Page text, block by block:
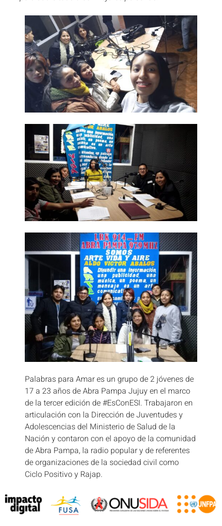
Palabras para Amar es un grupo de 2 jóvenes de
17 a 23 años de Abra Pampa Jujuy en el marco
de la tercer edición de #EsConESI. Trabajaron en
articulación con la Dirección de Juventudes y
Adolescencias del Ministerio de Salud de la
Nación y contaron con el apoyo de la comunidad
de Abra Pampa, la radio popular y de referentes
de organizaciones de la sociedad civil como
Ciclo Positivo y Rajap.